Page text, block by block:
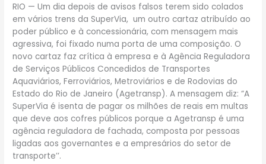
RIO — Um dia depois de avisos falsos terem sido colados
em vários trens da SuperVia, um outro cartaz atribuído ao
poder público e à concessionária, com mensagem mais
agressiva, foi fixado numa porta de uma composição. O
novo cartaz faz crítica à empresa e à Agência Reguladora
de Serviços Públicos Concedidos de Transportes
Aquaviários, Ferroviários, Metroviários e de Rodovias do
Estado do Rio de Janeiro (Agetransp). A mensagem diz: “A
SuperVia é isenta de pagar os milhões de reais em multas
que deve aos cofres públicos porque a Agetransp é uma
agência reguladora de fachada, composta por pessoas
ligadas aos governantes e a empresários do setor de
transporte’’.